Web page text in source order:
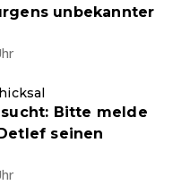
unbekannter
Bitte melde
seinen